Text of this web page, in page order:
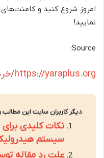
امروز شروع کنید و
نمایید!
Source:
https://yaraplus.org/خرید-کامنت-اینستاگرام
دیگر کاربران سایت این
نکات کلیدی
سیستم هیدرولیک
علت رد مقاله